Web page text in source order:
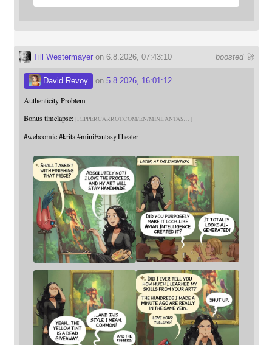
boosted 🚀
Till Westermayeron 6.8.2026, 07:43:10
David Revoy on 5.8.2026, 16:01:12
Authenticity Problem
Bonus timelapse: PEPPERCARROT.COM/EN/MINIFANTAS
#webcomic #krita #miniFantasyTheater